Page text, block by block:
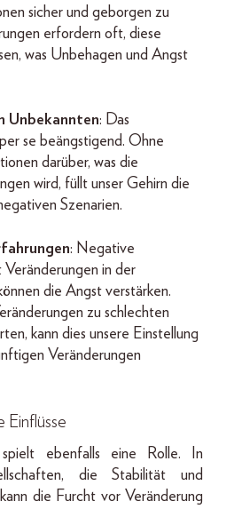
sicher und geborgen zu
erfordern oft, diese
was Unbehagen und Angst
Unbekannten: Das
se beängstigend. Ohne
darüber, was die
wird, füllt unser Gehirn die
Szenarien.
: Negative
Veränderungen in der
die Angst verstärken.
zu schlechten
kann dies unsere Einstellung
Veränderungen
Einflüsse
ebenfalls eine Rolle. In
die Stabilität und
die Furcht vor Veränderung